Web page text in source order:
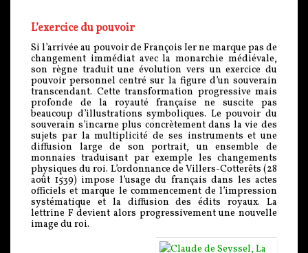
L’exercice du pouvoir
Si l’arrivée au pouvoir de François Ier ne marque pas de
changement immédiat avec la monarchie médiévale,
son règne traduit une évolution vers un exercice du
pouvoir personnel centré sur la figure d’un souverain
transcendant. Cette transformation progressive mais
profonde de la royauté française ne suscite pas
beaucoup d’illustrations symboliques. Le pouvoir du
souverain s’incarne plus concrètement dans la vie des
sujets par la multiplicité de ses instruments et une
diffusion large de son portrait, un ensemble de
monnaies traduisant par exemple les changements
physiques du roi. L’ordonnance de Villers-Cotterêts (28
août 1539) impose l’usage du français dans les actes
officiels et marque le commencement de l’impression
systématique et la diffusion des édits royaux. La
lettrine F devient alors progressivement une nouvelle
image du roi.